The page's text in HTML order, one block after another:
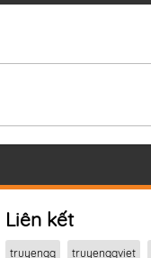
Liên kết
truyenqq truyenqqviet